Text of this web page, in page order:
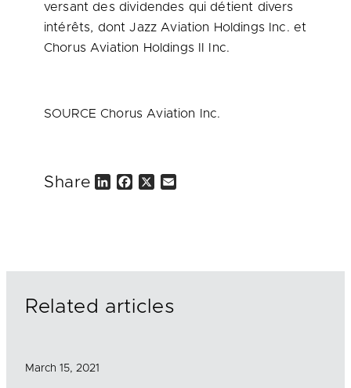
versant des dividendes qui détient divers
intérêts, dont Jazz Aviation Holdings Inc. et
Chorus Aviation Holdings II Inc.
SOURCE Chorus Aviation Inc.
Share
Related articles
March 15, 2021